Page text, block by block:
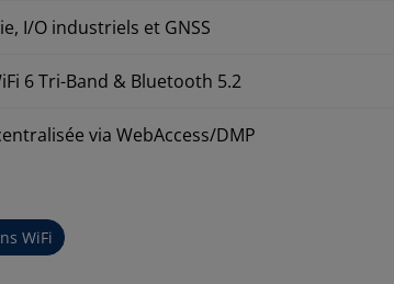
I/O industriels et GNSS
6 Tri-Band & Bluetooth 5.2
via WebAccess/DMP
WiFi